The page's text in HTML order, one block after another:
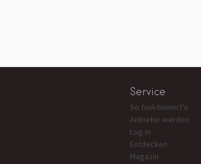
Service
So funktioniert's
Anbieter werden
Log-In
Entdecken
Magazin